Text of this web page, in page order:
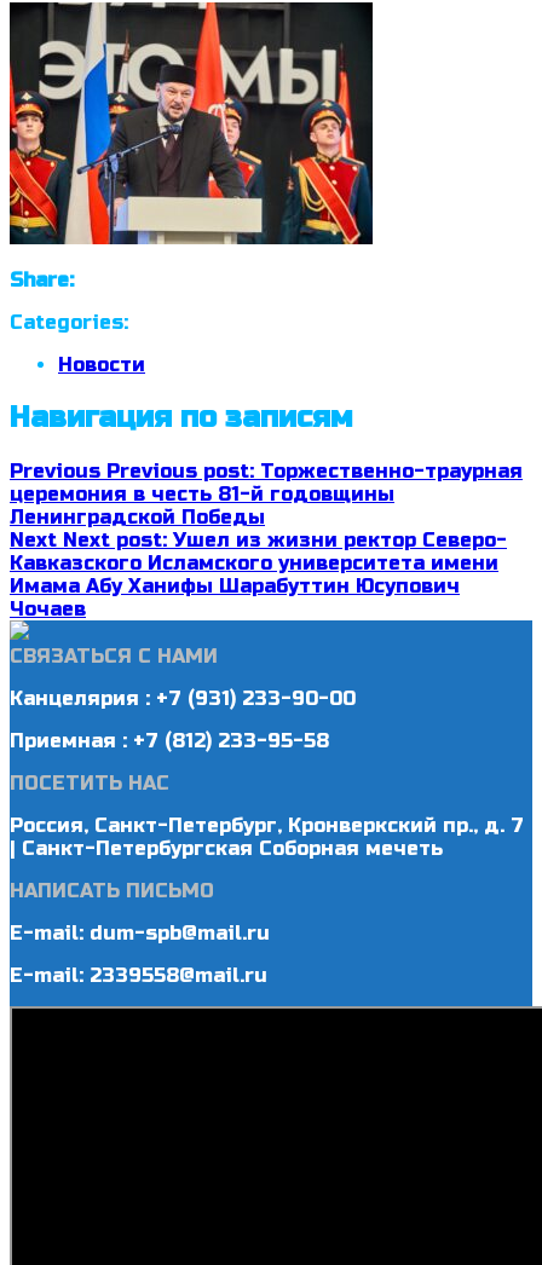
Share:
Categories:
Новости
Навигация по записям
Previous Previous post: Торжественно-траурная
церемония в честь 81-й годовщины
Ленинградской Победы
Next Next post: Ушел из жизни ректор Северо-
Кавказского Исламского университета имени
Имама Абу Ханифы Шарабуттин Юсупович
Чочаев
СВЯЗАТЬСЯ С НАМИ
Канцелярия : +7 (931) 233-90-00
Приемная : +7 (812) 233-95-58
ПОСЕТИТЬ НАС
Россия, Санкт-Петербург, Кронверкский пр., д. 7
| Санкт-Петербургская Соборная мечеть
НАПИСАТЬ ПИСЬМО
E-mail: dum-spb@mail.ru
E-mail: 2339558@mail.ru